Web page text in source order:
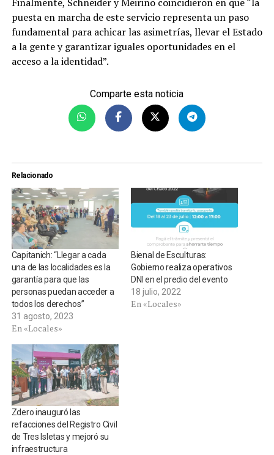
puesta en marcha de este servicio representa un paso
fundamental para achicar las asimetrías, llevar el Estado
a la gente y garantizar iguales oportunidades en el
acceso a la identidad”.
Comparte esta noticia
Relacionado
Capitanich: “Llegar a cada
una de las localidades es la
garantía para que las
personas puedan acceder a
todos los derechos”
31 agosto, 2023
En «Locales»
Bienal de Esculturas:
Gobierno realiza operativos
DNI en el predio del evento
18 julio, 2022
En «Locales»
Zdero inauguró las
refacciones del Registro Civil
de Tres Isletas y mejoró su
infraestructura